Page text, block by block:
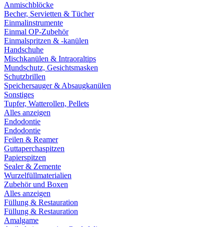
Anmischblöcke
Becher, Servietten & Tücher
Einmalinstrumente
Einmal OP-Zubehör
Einmalspritzen & -kanülen
Handschuhe
Mischkanülen & Intraoraltips
Mundschutz, Gesichtsmasken
Schutzbrillen
Speichersauger & Absaugkanülen
Sonstiges
Tupfer, Watterollen, Pellets
Alles anzeigen
Endodontie
Endodontie
Feilen & Reamer
Guttaperchaspitzen
Papierspitzen
Sealer & Zemente
Wurzelfüllmaterialien
Zubehör und Boxen
Alles anzeigen
Füllung & Restauration
Füllung & Restauration
Amalgame